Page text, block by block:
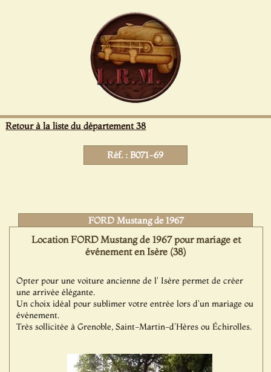
Retour à la liste du département 38
Réf. : B071-69
FORD Mustang de 1967
Location FORD Mustang de 1967 pour mariage et
événement en Isère (38)
Opter pour une voiture ancienne de l' Isère permet de créer
une arrivée élégante.
Un choix idéal pour sublimer votre entrée lors d'un mariage ou
événement.
Très sollicitée à Grenoble, Saint-Martin-d'Hères ou Échirolles.